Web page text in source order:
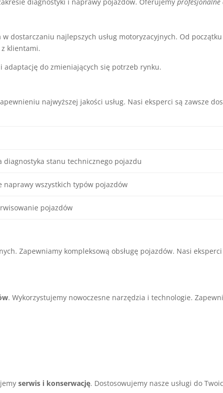
dostarczaniu najlepszych usług motoryzacyjnych. Od
klientami.
adaptację do zmieniających się potrzeb rynku.
najwyższej jakości usług. Nasi eksperci są zawsze
diagnostyka stanu technicznego pojazdu
naprawy wszystkich typów pojazdów
pojazdów
Zapewniamy kompleksową obsługę pojazdów. Nasi
. Wykorzystujemy nowoczesne narzędzia i technologie.
serwis i konserwację. Dostosowujemy nasze usługi do